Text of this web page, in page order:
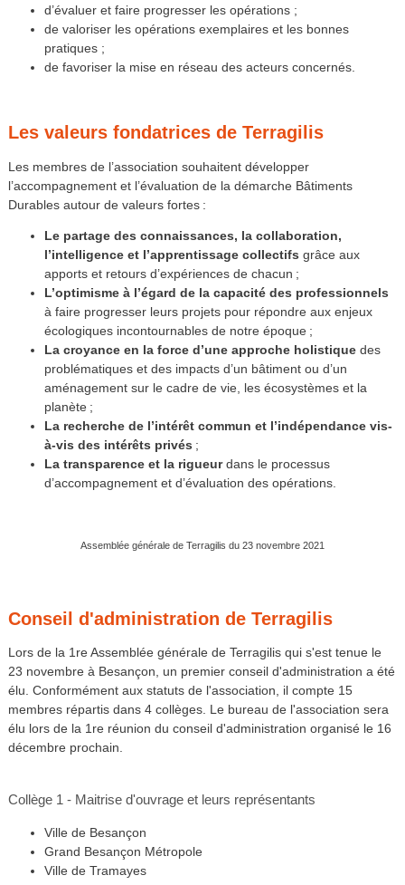
d’évaluer et faire progresser les opérations ;
de valoriser les opérations exemplaires et les bonnes
pratiques ;
de favoriser la mise en réseau des acteurs concernés.
Les valeurs fondatrices de Terragilis
Les membres de l’association souhaitent développer
l’accompagnement et l’évaluation de la démarche Bâtiments
Durables autour de valeurs fortes :
Le partage des connaissances, la collaboration,
l’intelligence et l’apprentissage collectifs grâce aux
apports et retours d’expériences de chacun ;
L’optimisme à l’égard de la capacité des professionnels
à faire progresser leurs projets pour répondre aux enjeux
écologiques incontournables de notre époque ;
La croyance en la force d’une approche holistique des
problématiques et des impacts d’un bâtiment ou d’un
aménagement sur le cadre de vie, les écosystèmes et la
planète ;
La recherche de l’intérêt commun et l’indépendance vis-
à-vis des intérêts privés ;
La transparence et la rigueur dans le processus
d’accompagnement et d’évaluation des opérations.
Assemblée générale de Terragilis du 23 novembre 2021
Conseil d'administration de Terragilis
Lors de la 1re Assemblée générale de Terragilis qui s'est tenue le
23 novembre à Besançon, un premier conseil d'administration a été
élu. Conformément aux statuts de l'association, il compte 15
membres répartis dans 4 collèges. Le bureau de l'association sera
élu lors de la 1re réunion du conseil d'administration organisé le 16
décembre prochain.
Collège 1 - Maitrise d'ouvrage et leurs représentants
Ville de Besançon
Grand Besançon Métropole
Ville de Tramayes